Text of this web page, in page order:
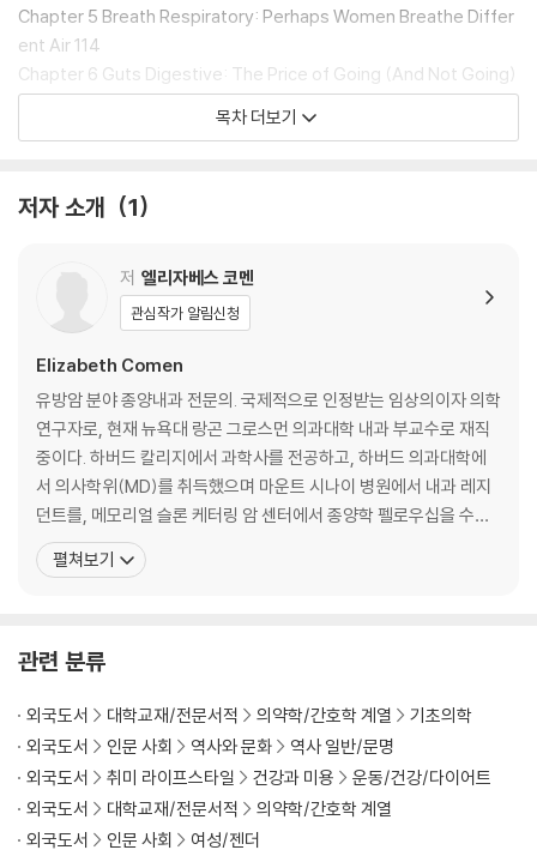
ward
USA Today Bestseller
“All in Her Head accomplishes a remarkable feat of storytellin
n has written a must-read, compelling, and important boo
he Emperor of All Maladies and The Song of the Cell
“Wow! This book will upend everything you thought you knew
about your body while empowering you to make better decisi
ons moving forward. Through storytelling, extensive researc
h, and easy recommendations, Dr. Elizabeth Comen has given
us all a priceless road map to reclaim our agency.”―Eve Rods
ky, author of Fair Play
A surprising, groundbreaking, and fiercely entertaining work o
f medical history that is both a collective narrative of women’s
For as long as medicine has been a practice, women's bodies
have been treated like objects to be practiced on: examined
and ignored, idealized and sexualized, shamed, subjugated, m
utilated, and dismissed. The history of women’s healthcare is
a story in which women themselves have too often been voic
eless―a narrative instead written from the perspective of m
en who styled themselves as authorities on the female of the
Chapter 5 Breath Respiratory: Perhaps Women Breathe Differ
ent Air 114
Chapter 6 Guts Digestive: The Price of Going (And Not Going)
with Your Gut 136
Chapter 7 Bladder Urinary: A Thousand Years of Holding It In 16
Chapter 9 Nerves Nervous: The "Bitches Be Crazy" School of
Chapter 10 Hormones Endocrine: The Hormone Hangover 256
Chapter 11 Sex Reproductive: The Mother of All Moral Panics 2
Conclusion 318
Acknowledgments 327
Index 335
목차 더보기
저자 소개 1
저 엘리자베스 코멘
관심작가 알림신청
Elizabeth Comen
유방암 분야 종양내과 전문의. 국제적으로 인정받는 임상의이자 의학
연구자로, 현재 뉴욕대 랑곤 그로스먼 의과대학 내과 부교수로 재직
중이다. 하버드 칼리지에서 과학사를 전공하고, 하버드 의과대학에
서 의사학위(MD)를 취득했으며 마운트 시나이 병원에서 내과 레지
던트를, 메모리얼 슬론 케터링 암 센터에서 종양학 펠로우십을 수료
했다. 공감을 바탕으로 한 환자들과의 진심 어린 소통에 힘쓰며 여성
들의 생명을 구하는 일에 헌신해 왔고, 미국 국방부 유방암 혁신 연구
펼쳐보기
관련 분류
외국도서 대학교재/전문서적 의약학/간호학 계열
기초의학
외국도서
인문 사회 역사와 문화
역사 일반/문명
외국도서
취미 라이프스타일 건강과 미용
운동/건강/다이어트
외국도서
대학교재/전문서적
의약학/간호학 계열
외국도서
인문 사회 여성/젠더